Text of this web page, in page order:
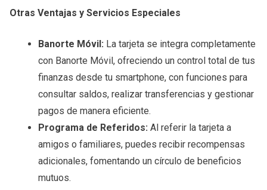
Otras Ventajas y Servicios Especiales
Banorte Móvil: La tarjeta se integra completamente
con Banorte Móvil, ofreciendo un control total de tus
finanzas desde tu smartphone, con funciones para
consultar saldos, realizar transferencias y gestionar
pagos de manera eficiente.
Programa de Referidos: Al referir la tarjeta a
amigos o familiares, puedes recibir recompensas
adicionales, fomentando un círculo de beneficios
mutuos.